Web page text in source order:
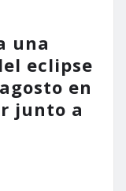
una
eclipse
en
junto a